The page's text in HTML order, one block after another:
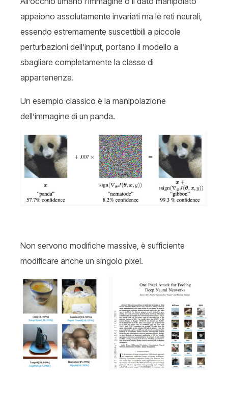
appaiono assolutamente invariati ma le reti neurali,
essendo estremamente suscettibili a piccole
perturbazioni dell’input, portano il modello a
sbagliare completamente la classe di
appartenenza.
Un esempio classico è la manipolazione
dell’immagine di un panda.
Non servono modifiche massive, è sufficiente
modificare anche un singolo pixel.